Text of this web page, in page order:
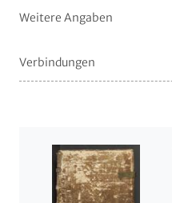
Weitere Angaben
Verbindungen